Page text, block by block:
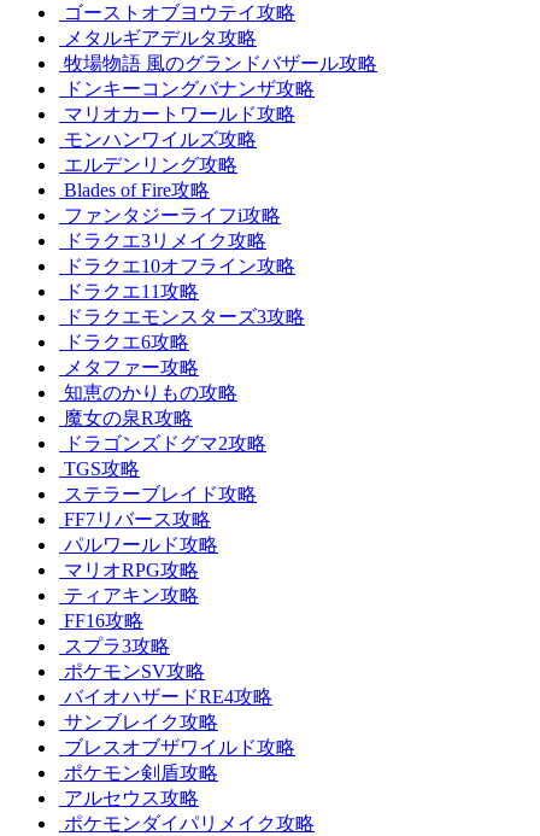
ゴーストオブヨウテイ攻略
メタルギアデルタ攻略
牧場物語 風のグランドバザール攻略
ドンキーコングバナンザ攻略
マリオカートワールド攻略
モンハンワイルズ攻略
エルデンリング攻略
Blades of Fire攻略
ファンタジーライフi攻略
ドラクエ3リメイク攻略
ドラクエ10オフライン攻略
ドラクエ11攻略
ドラクエモンスターズ3攻略
ドラクエ6攻略
メタファー攻略
知恵のかりもの攻略
魔女の泉R攻略
ドラゴンズドグマ2攻略
TGS攻略
ステラーブレイド攻略
FF7リバース攻略
パルワールド攻略
マリオRPG攻略
ティアキン攻略
FF16攻略
スプラ3攻略
ポケモンSV攻略
バイオハザードRE4攻略
サンブレイク攻略
ブレスオブザワイルド攻略
ポケモン剣盾攻略
アルセウス攻略
ポケモンダイパリメイク攻略